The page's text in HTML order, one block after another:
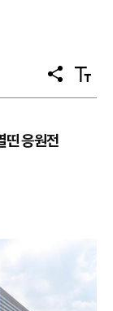
공
유
텍
스
응원전